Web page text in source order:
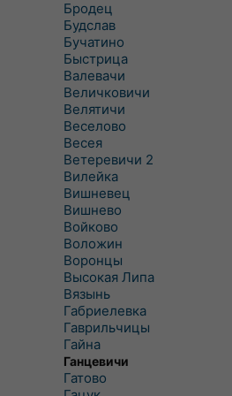
Бродец
Будслав
Бучатино
Быстрица
Валевачи
Величковичи
Велятичи
Веселово
Весея
Ветеревичи 2
Вилейка
Вишневец
Вишнево
Войково
Воложин
Воронцы
Высокая Липа
Вязынь
Габриелевка
Гаврильчицы
Гайна
Ганцевичи
Гатово